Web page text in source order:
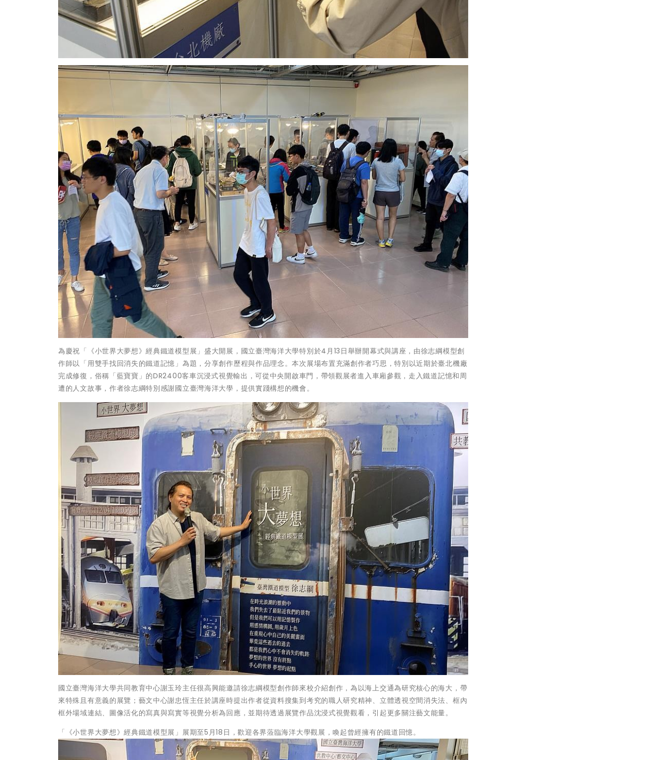
為慶祝「《小世界大夢想》經典鐵道模型展」盛大開展，國立臺灣海洋大學特別於4月13日舉辦開幕式與講座，由徐志綱模型創
作師以「用雙手找回消失的鐵道記憶」為題，分享創作歷程與作品理念。本次展場布置充滿創作者巧思，特別以近期於臺北機廠
完成修復，俗稱「藍寶寶」的DR2400客車沉浸式視覺輸出，可從中央開啟車門，帶領觀展者進入車廂參觀，走入鐵道記憶和周
遭的人文故事，作者徐志綱特別感謝國立臺灣海洋大學，提供實踐構想的機會。
國立臺灣海洋大學共同教育中心謝玉玲主任很高興能邀請徐志綱模型創作師來校介紹創作，為以海上交通為研究核心的海大，帶
來特殊且有意義的展覽；藝文中心謝忠恆主任於講座時提出作者從資料搜集到考究的職人研究精神、立體透視空間消失法、框內
框外場域連結、圖像活化的寫真與寫實等視覺分析為回應，並期待透過展覽作品沈浸式視覺觀看，引起更多關注藝文能量。
「《小世界大夢想》經典鐵道模型展」展期至5月18日，歡迎各界蒞臨海洋大學觀展，喚起曾經擁有的鐵道回憶。